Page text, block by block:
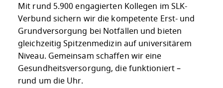
Mit rund 5.900 engagierten Kollegen im SLK-
Verbund sichern wir die kompetente Erst- und
Grundversorgung bei Notfällen und bieten
gleichzeitig Spitzenmedizin auf universitärem
Niveau. Gemeinsam schaffen wir eine
Gesundheitsversorgung, die funktioniert –
rund um die Uhr.